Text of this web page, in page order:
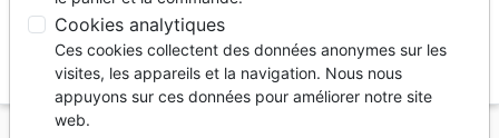
Cookies analytiques
Ces cookies collectent des données anonymes sur les
visites, les appareils et la navigation. Nous nous
appuyons sur ces données pour améliorer notre site
web.